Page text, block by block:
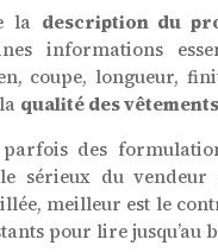
la description du
informations
coupe, longueur,
qualité des vêtements
des
sérieux du
meilleur est le
pour lire jusqu’au